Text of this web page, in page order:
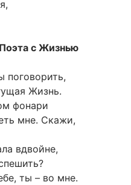
с Жизнью
поговорить,
Жизнь.
фонари
мне. Скажи,
вдвойне,
ты – во мне.